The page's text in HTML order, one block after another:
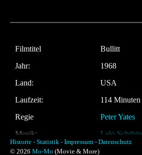
Filmtitel
Bullitt
Jahr:
1968
Land:
USA
Laufzeit:
114 Minuten
Regie
Peter Yates
Musik:
Lalo Schifrin
Historie - Statistik - Impressum - Datenschutz
© 2026 Mo-Mo (Movie & More)